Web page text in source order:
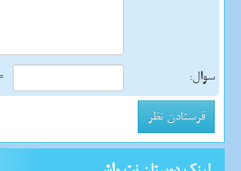
سوال: = ۷